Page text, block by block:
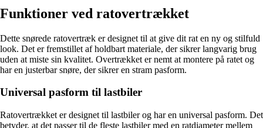
Funktioner ved ratovertrækket
Dette snørede ratovertræk er designet til at give dit rat en ny og stilfuld
look. Det er fremstillet af holdbart materiale, der sikrer langvarig brug
uden at miste sin kvalitet. Overtrækket er nemt at montere på ratet og
har en justerbar snøre, der sikrer en stram pasform.
Universal pasform til lastbiler
Ratovertrækket er designet til lastbiler og har en universal pasform. Det
betyder, at det passer til de fleste lastbiler med en ratdiameter mellem